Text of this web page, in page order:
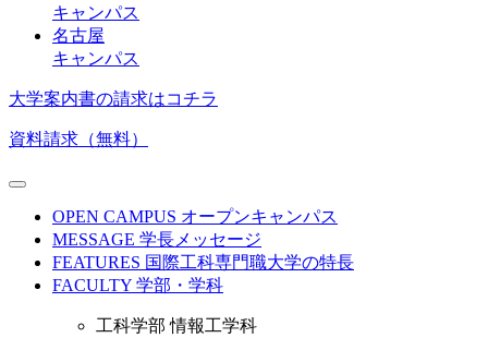
キャンパス
名古屋
キャンパス
大学案内書の請求はコチラ
資料請求（無料）
OPEN CAMPUS オープンキャンパス
MESSAGE 学長メッセージ
FEATURES 国際工科専門職大学の特長
FACULTY 学部・学科
工科学部 情報工学科